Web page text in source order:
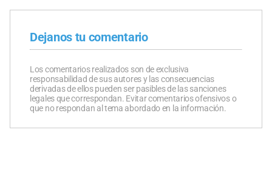
Dejanos tu comentario
Los comentarios realizados son de exclusiva
responsabilidad de sus autores y las consecuencias
derivadas de ellos pueden ser pasibles de las sanciones
legales que correspondan. Evitar comentarios ofensivos o
que no respondan al tema abordado en la información.